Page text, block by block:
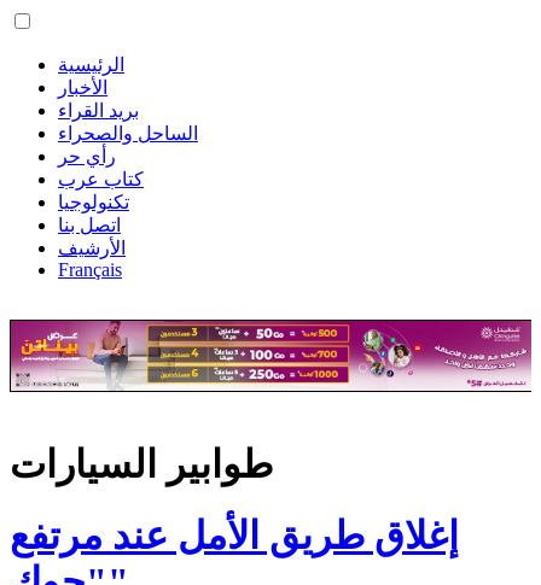
الرئيسية
الأخبار
بريد القراء
الساحل والصحراء
رأي حر
كتاب عرب
تكنولوجيا
اتصل بنا
الأرشيف
Français
طوابير السيارات
إغلاق طريق الأمل عند مرتفع